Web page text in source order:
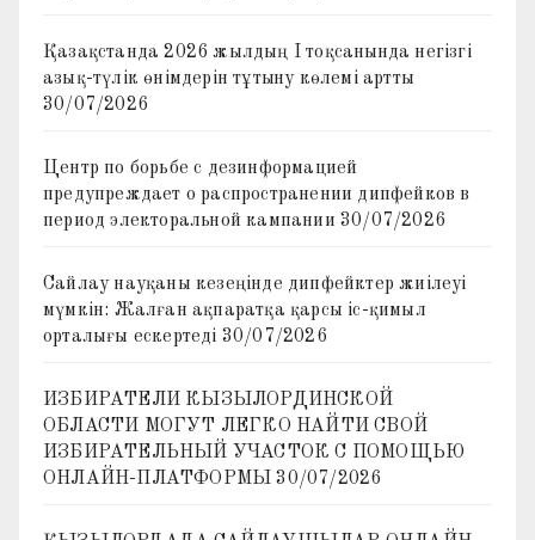
Қазақстанда 2026 жылдың I тоқсанында негізгі
азық-түлік өнімдерін тұтыну көлемі артты
30/07/2026
Центр по борьбе с дезинформацией
предупреждает о распространении дипфейков в
период электоральной кампании 30/07/2026
Сайлау науқаны кезеңінде дипфейктер жиілеуі
мүмкін: Жалған ақпаратқа қарсы іс-қимыл
орталығы ескертеді 30/07/2026
ИЗБИРАТЕЛИ КЫЗЫЛОРДИНСКОЙ
ОБЛАСТИ МОГУТ ЛЕГКО НАЙТИ СВОЙ
ИЗБИРАТЕЛЬНЫЙ УЧАСТОК С ПОМОЩЬЮ
ОНЛАЙН-ПЛАТФОРМЫ 30/07/2026